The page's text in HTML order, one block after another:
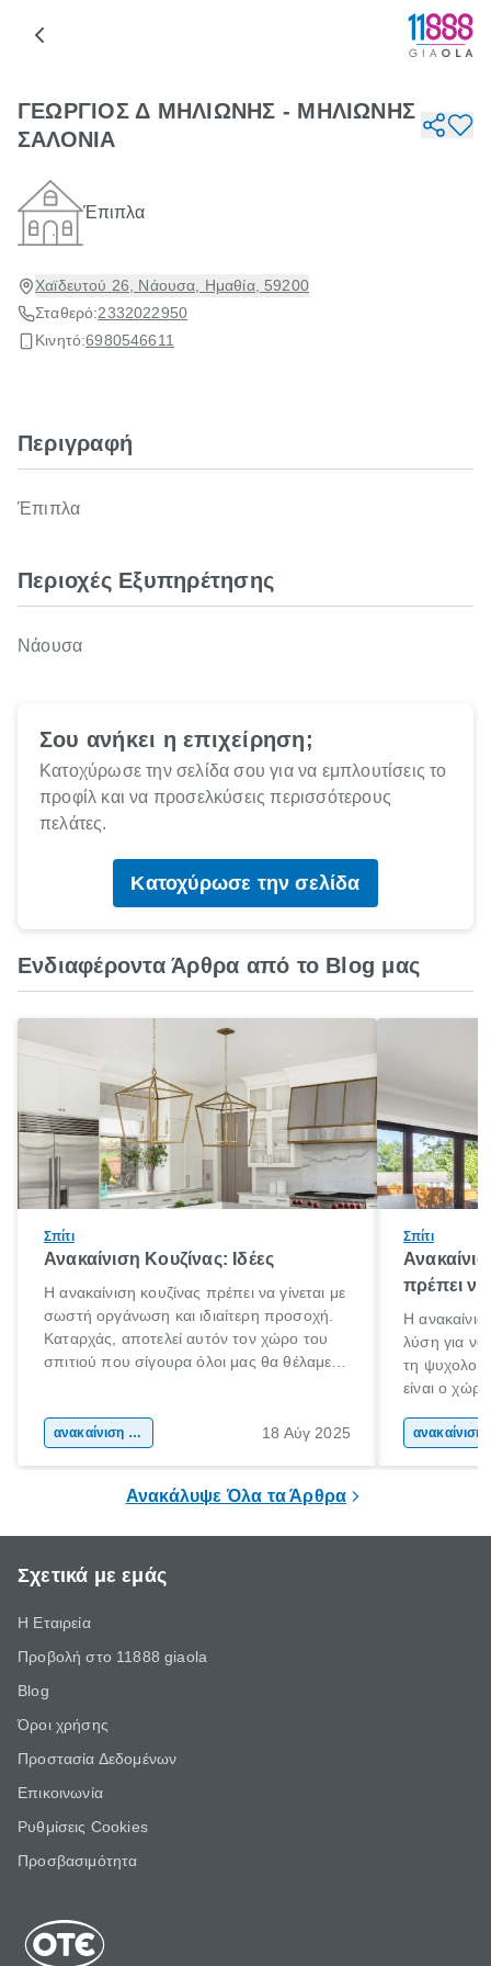
ΓΕΩΡΓΙΟΣ Δ ΜΗΛΙΩΝΗΣ - ΜΗΛΙΩΝΗΣ
ΣΑΛΟΝΙΑ
Έπιπλα
Χαϊδευτού 26, Νάουσα, Ημαθία, 59200
Σταθερό:2332022950
Κινητό:6980546611
Περιγραφή
Έπιπλα
Περιοχές Εξυπηρέτησης
Νάουσα
Σου ανήκει η επιχείρηση;
Κατοχύρωσε την σελίδα σου για να εμπλουτίσεις το
προφίλ και να προσελκύσεις περισσότερους
πελάτες.
Κατοχύρωσε την σελίδα
Ενδιαφέροντα Άρθρα από το Blog μας
Σπίτι
Ανακαίνιση Κουζίνας: Ιδέες
Η ανακαίνιση κουζίνας πρέπει να γίνεται με
σωστή οργάνωση και ιδιαίτερη προσοχή.
Καταρχάς, αποτελεί αυτόν τον χώρο του
σπιτιού που σίγουρα όλοι μας θα θέλαμε
αναμφισβήτητα η “καρδιά” του σπιτιού.
ανακαίνιση σπιτιού 18 Αύγ 2025
Σπίτι
πρέπει να
Η
λύση για να
τη
είναι ο
Επομένως,
Ανακάλυψε Όλα τα Άρθρα
Σχετικά με εμάς
Η Εταιρεία
Προβολή στο 11888 giaola
Blog
Όροι χρήσης
Προστασία Δεδομένων
Επικοινωνία
Ρυθμίσεις Cookies
Προσβασιμότητα